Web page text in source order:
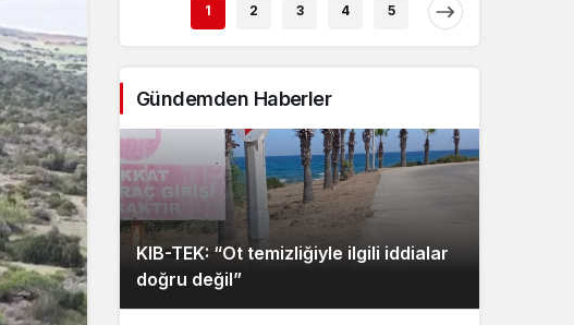
1 2 3 4 5
Gündemden Haberler
KIB-TEK: “Ot temizliğiyle ilgili iddialar
doğru değil”